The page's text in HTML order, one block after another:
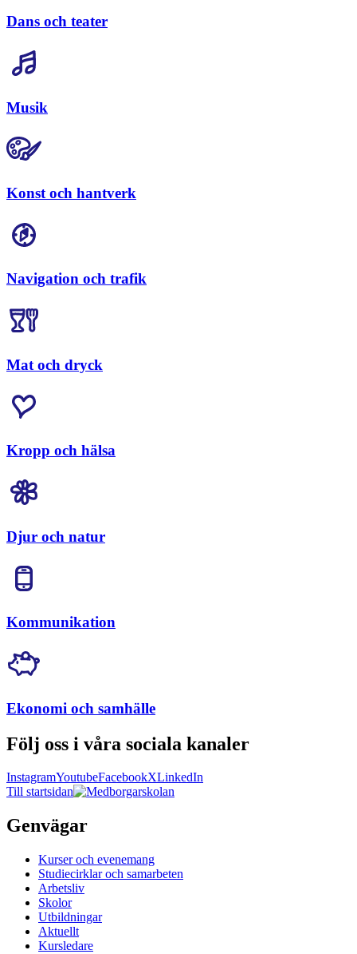
Dans och teater
Musik
Konst och hantverk
Navigation och trafik
Mat och dryck
Kropp och hälsa
Djur och natur
Kommunikation
Ekonomi och samhälle
Följ oss i våra sociala kanaler
InstagramYoutubeFacebookXLinkedIn
Till startsidan
Genvägar
Kurser och evenemang
Studiecirklar och samarbeten
Arbetsliv
Skolor
Utbildningar
Aktuellt
Kursledare